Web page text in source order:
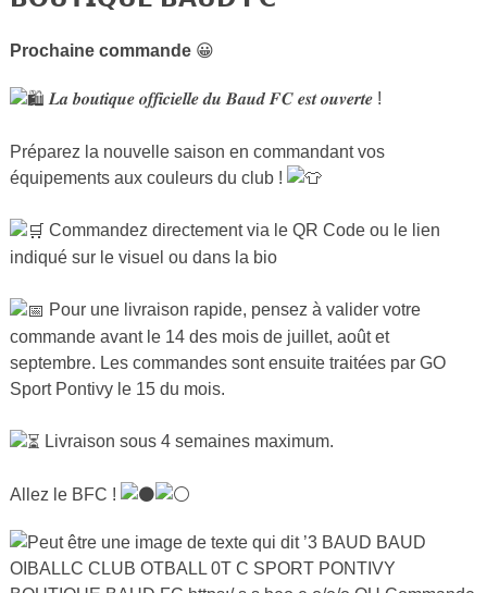
Prochaine commande 😀
𝑳𝒂 𝒃𝒐𝒖𝒕𝒊𝒒𝒖𝒆 𝒐𝒇𝒇𝒊𝒄𝒊𝒆𝒍𝒍𝒆 𝒅𝒖 𝑩𝒂𝒖𝒅 𝑭𝑪 𝒆𝒔𝒕 𝒐𝒖𝒗𝒆𝒓𝒕𝒆 !
Préparez la nouvelle saison en commandant vos
équipements aux couleurs du club !
Commandez directement via le QR Code ou le lien
indiqué sur le visuel ou dans la bio
Pour une livraison rapide, pensez à valider votre
commande avant le 14 des mois de juillet, août et
septembre. Les commandes sont ensuite traitées par GO
Sport Pontivy le 15 du mois.
Livraison sous 4 semaines maximum.
Allez le BFC !